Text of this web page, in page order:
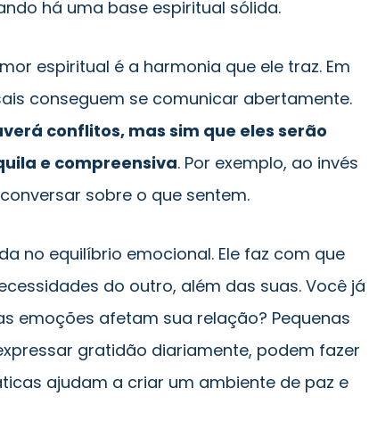
há uma base espiritual sólida.
espiritual é a harmonia que ele traz. Em
conseguem se comunicar abertamente.
conflitos, mas sim que eles serão
e compreensiva. Por exemplo, ao invés
sobre o que sentem.
no equilíbrio emocional. Ele faz com que
do outro, além das suas. Você já
emoções afetam sua relação? Pequenas
gratidão diariamente, podem fazer
ajudam a criar um ambiente de paz e